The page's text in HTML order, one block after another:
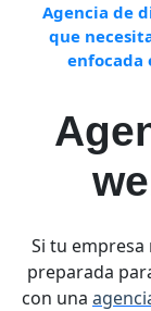
Agencia de
que
enfocada
Si tu
preparada
con una